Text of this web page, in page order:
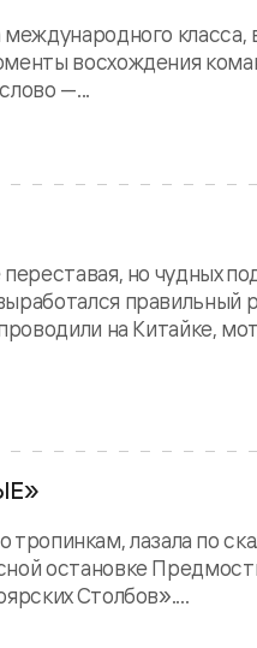
восхождения
—...
но чудных
на Китайке,
лазала по
остановке
Столбов»....